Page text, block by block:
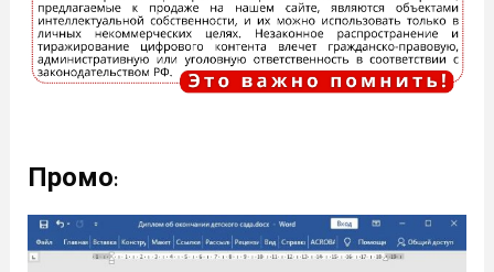
Промо: